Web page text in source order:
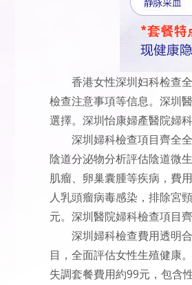
香港女性深圳妇科检查
檢查注意事項等信息。深圳
選擇。深圳怡康婦產醫院婦
深圳婦科檢查項目齊全
陰道分泌物分析評估陰道微
肌瘤、卵巢囊腫等疾病，費
人乳頭瘤病毒感染，排除宮
元。深圳醫院婦科檢查項目
深圳婦科檢查費用透明
目，全面評估女性生殖健康
失調套餐費用約99元，包含